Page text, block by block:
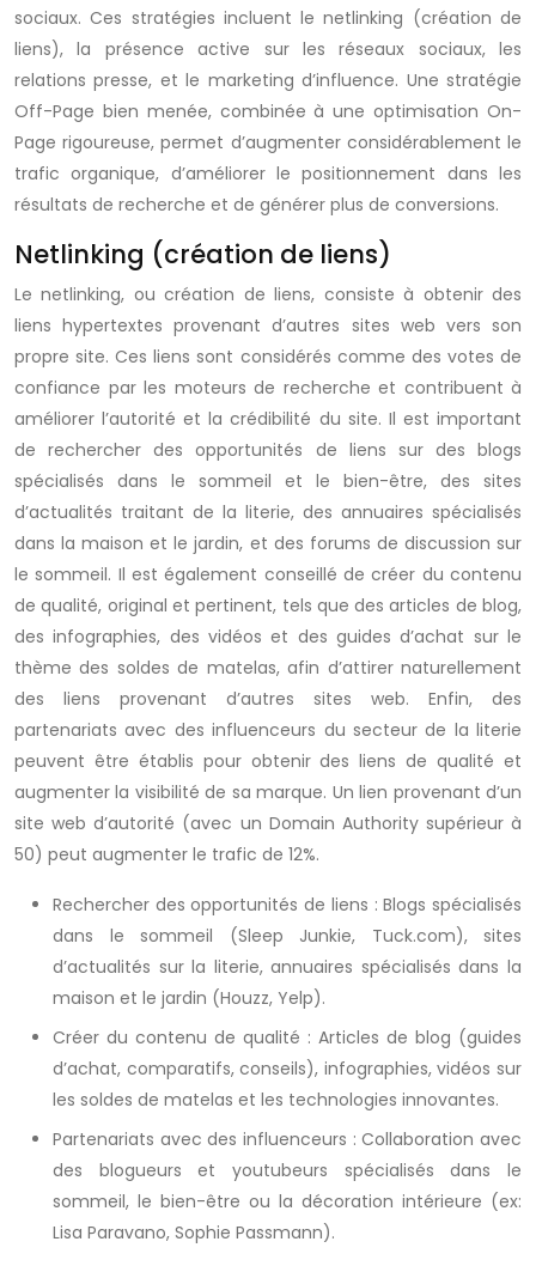
sociaux. Ces stratégies incluent le netlinking (création de
liens), la présence active sur les réseaux sociaux, les
relations presse, et le marketing d’influence. Une stratégie
Off-Page bien menée, combinée à une optimisation On-
Page rigoureuse, permet d’augmenter considérablement le
trafic organique, d’améliorer le positionnement dans les
résultats de recherche et de générer plus de conversions.
Netlinking (création de liens)
Le netlinking, ou création de liens, consiste à obtenir des
liens hypertextes provenant d’autres sites web vers son
propre site. Ces liens sont considérés comme des votes de
confiance par les moteurs de recherche et contribuent à
améliorer l’autorité et la crédibilité du site. Il est important
de rechercher des opportunités de liens sur des blogs
spécialisés dans le sommeil et le bien-être, des sites
d’actualités traitant de la literie, des annuaires spécialisés
dans la maison et le jardin, et des forums de discussion sur
le sommeil. Il est également conseillé de créer du contenu
de qualité, original et pertinent, tels que des articles de blog,
des infographies, des vidéos et des guides d’achat sur le
thème des soldes de matelas, afin d’attirer naturellement
des liens provenant d’autres sites web. Enfin, des
partenariats avec des influenceurs du secteur de la literie
peuvent être établis pour obtenir des liens de qualité et
augmenter la visibilité de sa marque. Un lien provenant d’un
site web d’autorité (avec un Domain Authority supérieur à
50) peut augmenter le trafic de 12%.
Rechercher des opportunités de liens : Blogs spécialisés
dans le sommeil (Sleep Junkie, Tuck.com), sites
d’actualités sur la literie, annuaires spécialisés dans la
maison et le jardin (Houzz, Yelp).
Créer du contenu de qualité : Articles de blog (guides
d’achat, comparatifs, conseils), infographies, vidéos sur
les soldes de matelas et les technologies innovantes.
Partenariats avec des influenceurs : Collaboration avec
des blogueurs et youtubeurs spécialisés dans le
sommeil, le bien-être ou la décoration intérieure (ex:
Lisa Paravano, Sophie Passmann).